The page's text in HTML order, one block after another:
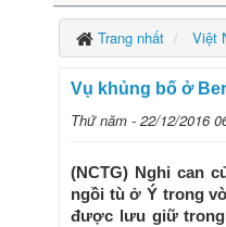
Trang nhất Việt
Vụ khủng bố ở
Thứ năm - 22/12/2016
(NCTG) Nghi can
ngồi tù ở Ý trong
được lưu giữ trong